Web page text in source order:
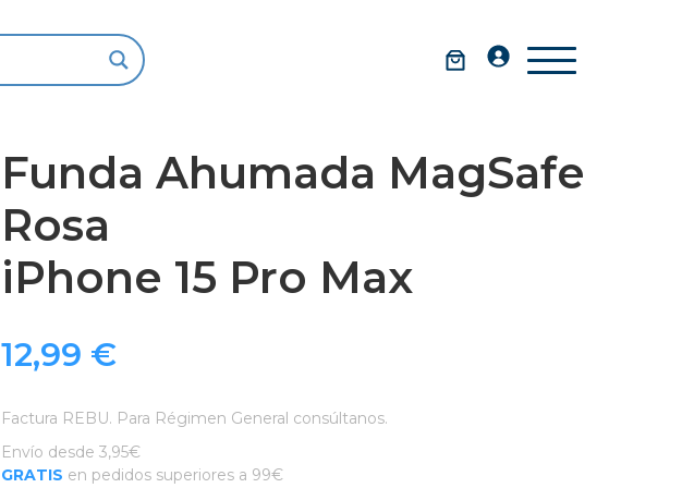
Funda Ahumada MagSafe
Rosa
iPhone 15 Pro Max
12,99 €
Factura REBU. Para Régimen General consúltanos.
Envío desde 3,95€
GRATIS en pedidos superiores a 99€